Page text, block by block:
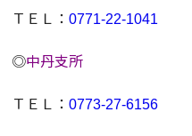
ＴＥＬ：0771-22-1041
◎中丹支所
ＴＥＬ：0773-27-6156